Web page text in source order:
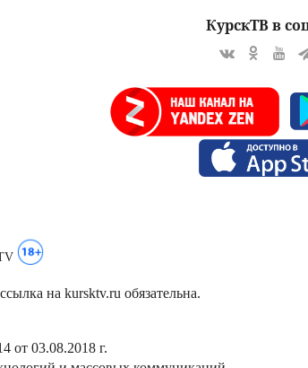
КурскТВ в
на kursktv.ru обязательна.
от 03.08.2018 г.